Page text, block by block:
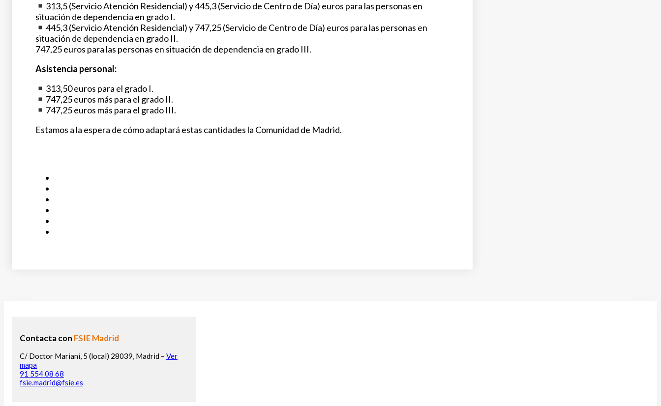
313,5 (Servicio Atención Residencial) y 445,3 (Servicio de Centro de Día) euros para las personas en
situación de dependencia en grado I.
445,3 (Servicio Atención Residencial) y 747,25 (Servicio de Centro de Día) euros para las personas en
situación de dependencia en grado II.
747,25 euros para las personas en situación de dependencia en grado III.
Asistencia personal:
313,50 euros para el grado I.
747,25 euros más para el grado II.
747,25 euros más para el grado III.
Estamos a la espera de cómo adaptará estas cantidades la Comunidad de Madrid.
Contacta con FSIE Madrid
C/ Doctor Mariani, 5 (local) 28039, Madrid – Ver
mapa
91 554 08 68
fsie.madrid@fsie.es